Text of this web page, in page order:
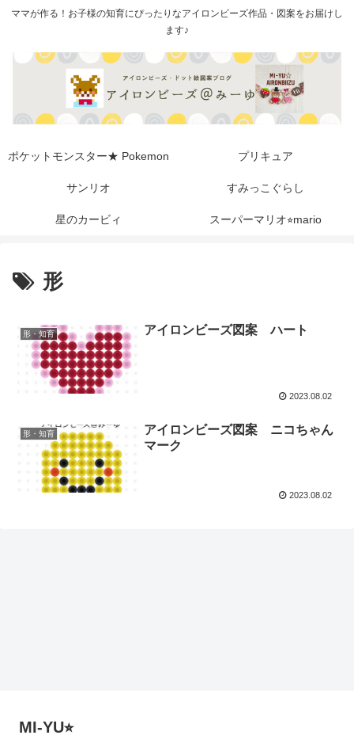
ママが作る！お子様の知育にぴったりなアイロンビーズ作品・図案をお届けし
ます♪
ポケットモンスター★ Pokemon プリキュア
サンリオ すみっこぐらし
星のカービィ スーパーマリオ⭐︎mario
形
形・知育 アイロンビーズ図案 ハート
2023.08.02
形・知育
アイロンビーズ図案 ニコちゃん
マーク
2023.08.02
MI-YU⭐︎